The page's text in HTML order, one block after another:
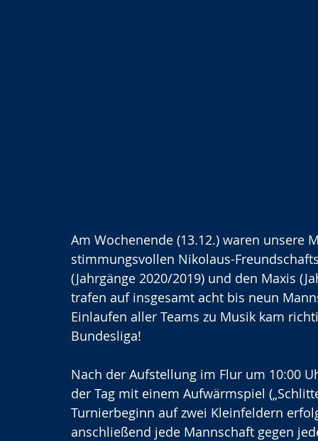
Am Wochenende (13.12.) waren unsere
stimmungsvollen Nikolaus-
(Jahrgänge 2020/2019) und den Maxis
trafen auf insgesamt acht bis neun
Einlaufen aller Teams zu Musik kam
Bundesliga!
Nach der Aufstellung im Flur um 10:00
der Tag mit einem Aufwärmspiel
Turnierbeginn auf zwei Kleinfeldern
anschließend jede Mannschaft gegen